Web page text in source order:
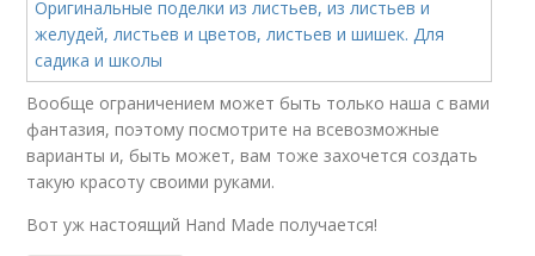
Вообще ограничением может быть только наша с вами
фантазия, поэтому посмотрите на всевозможные
варианты и, быть может, вам тоже захочется создать
такую красоту своими руками.
Вот уж настоящий Hand Made получается!